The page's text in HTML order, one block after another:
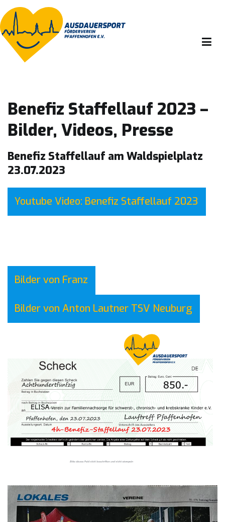
Zum
Inhalt
springen
Benefiz Staffellauf 2023 –
Bilder, Videos, Presse
Benefiz Staffellauf am Waldspielplatz
23.07.2023
Youtube Video: Benefiz Staffellauf 2023
Bilder von Franz
Bilder von Anton Lautner TSV Neuburg